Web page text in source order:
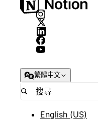
繁體中文
English (US)